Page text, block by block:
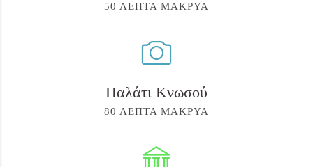
50 ΛΕΠΤΑ ΜΑΚΡΥΑ
Παλάτι Κνωσού
80 ΛΕΠΤΑ ΜΑΚΡΥΑ